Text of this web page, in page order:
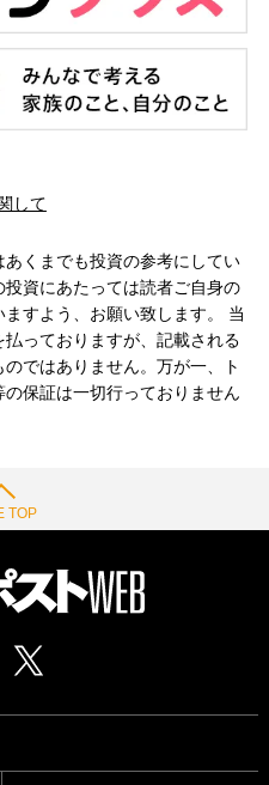
して
くまでも投資の参考にしてい
資にあたっては読者ご自身の
すよう、お願い致します。 当
っておりますが、記載される
ではありません。万が一、ト
保証は一切行っておりません
TOP